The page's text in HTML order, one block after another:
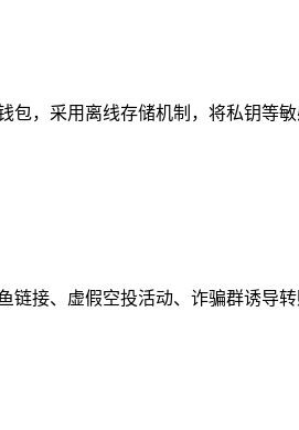
包，采用离线存储机制，将私钥等
链接、虚假空投活动、诈骗群诱导